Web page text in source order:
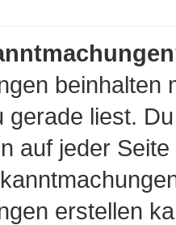
beinhalten
gerade liest.
auf jeder
erstellen